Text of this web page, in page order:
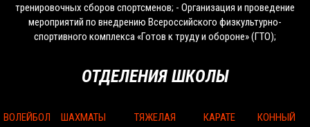
тренировочных сборов спортсменов; - Организация и проведение
мероприятий по внедрению Всероссийского физкультурно-
спортивного комплекса «Готов к труду и обороне» (ГТО);
ОТДЕЛЕНИЯ ШКОЛЫ
ВОЛЕЙБОЛ ШАХМАТЫ
ТЯЖЕЛАЯ
КАРАТЕ
КОННЫЙ